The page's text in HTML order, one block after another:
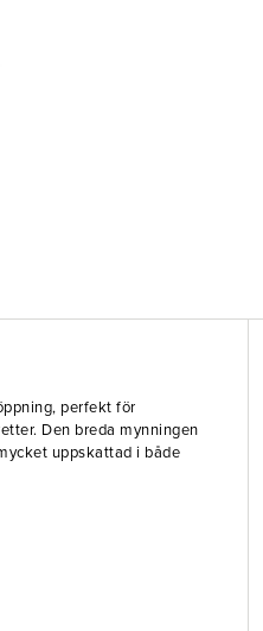
perfekt för
Den breda mynningen
uppskattad i både